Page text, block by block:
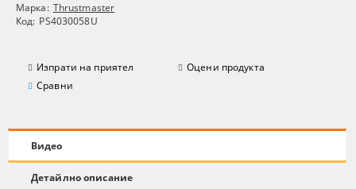
Марка: Thrustmaster
Код: PS4030058U
Изпрати на приятел
Оцени продукта
Сравни
Видео
Детайлно описание